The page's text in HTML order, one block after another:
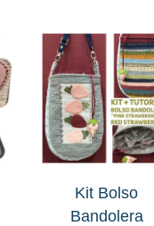
Kit Bolso
Bandolera